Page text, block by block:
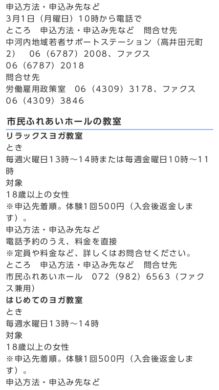
申込方法・申込み先など
3月1日（月曜日）10時から電話で
ところ 申込方法・申込み先など 問合せ先
中河内地域若者サポートステーション（高井田元町
2） 06（6787）2008、ファクス
06（6787）2018
問合せ先
労働雇用政策室 06（4309）3178、ファクス
06（4309）3846
市民ふれあいホールの教室
リラックスヨガ教室
とき
毎週火曜日13時～14時または毎週金曜日10時～11
時
対象
18歳以上の女性
※申込先着順。体験1回500円（入会後返金しま
す）。
申込方法・申込み先など
電話予約のうえ、料金を直接
※定員や料金など、詳しくはお問合せください。
ところ 申込方法・申込み先など 問合せ先
市民ふれあいホール 072（982）6563（ファク
ス兼用）
はじめてのヨガ教室
とき
毎週水曜日13時～14時
対象
18歳以上の女性
※申込先着順。体験1回500円（入会後返金しま
す）。
申込方法・申込み先など